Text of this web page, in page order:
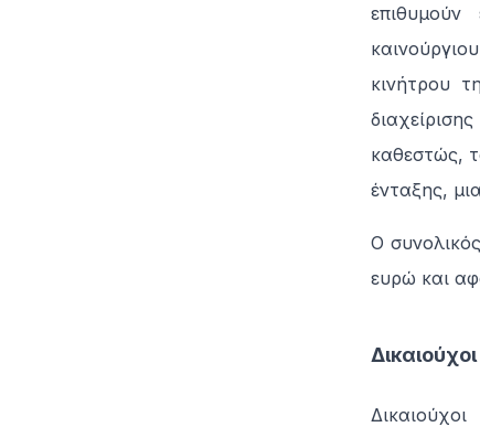
επιθυμούν
κινήτρου
καθεστώς,
ένταξης,
Ο
ευρώ και
Δικαιούχοι